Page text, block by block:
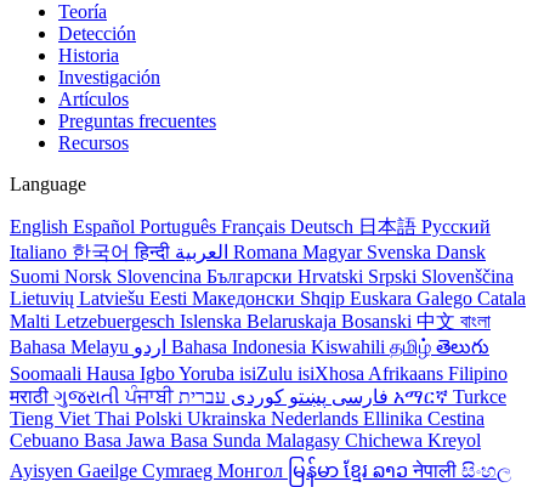
Teoría
Detección
Historia
Investigación
Artículos
Preguntas frecuentes
Recursos
Language
English Español Português Français Deutsch 日本語 Русский
Italiano 한국어हिन्दी Romana Magyar Svenska Dansk
Suomi Norsk Slovencina Български Hrvatski Srpski Slovenščina
Lietuvių Latviešu Eesti Македонски Shqip Euskara Galego Catala
Malti Letzebuergesch Islenska Belaruskaja Bosanski 中文 বাংলা
Bahasa Melayu
Bahasa Indonesia Kiswahili தமிழ் తెలుగు
Soomaali Hausa IgboYoruba isiZulu isiXhosa Afrikaans Filipino
मराठी ગુજરાતીਪੰਜਾਬੀ فارسی پښتو کوردی አማርኛ Turkce
Tieng Viet Thai Polski Ukrainska Nederlands Ellinika Cestina
Cebuano Basa Jawa Basa Sunda Malagasy Chichewa Kreyol
Ayisyen Gaeilge Cymraeg Монгол မြန်မာ ខ្មែរ ລາວनेपाली සිංහල